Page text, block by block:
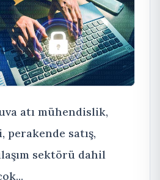
atı mühendislik,
perakende satış,
sektörü dahil